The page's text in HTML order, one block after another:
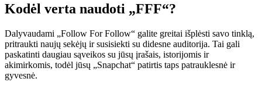
Kodėl verta naudoti „FFF“?
Dalyvaudami „Follow For Follow“ galite greitai išplėsti savo tinklą,
pritraukti naujų sekėjų ir susisiekti su didesne auditorija. Tai gali
paskatinti daugiau sąveikos su jūsų įrašais, istorijomis ir
akimirkomis, todėl jūsų „Snapchat“ patirtis taps patrauklesnė ir
gyvesnė.